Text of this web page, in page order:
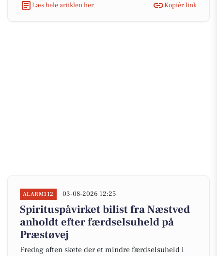
Læs hele artiklen her
Kopiér link
ALARM112 03-08-2026 12:25
Spirituspåvirket bilist fra Næstved
anholdt efter færdselsuheld på
Præstøvej
Fredag aften skete der et mindre færdselsuheld i